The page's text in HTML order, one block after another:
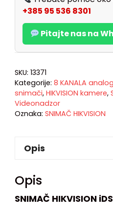
+385 95 536 8301
Pitajte nas na
SKU: 13371
Kategorije: 8 KANALA
snimači, HIKVISION kamere,
Videonadzor
Oznaka: SNIMAČ HIKVISION
Opis
Opis
SNIMAČ HIKVISION